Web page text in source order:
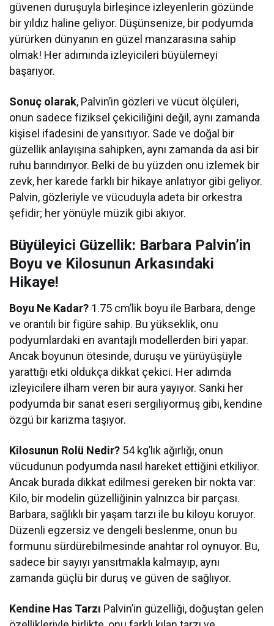
güvenen duruşuyla birleşince izleyenlerin gözünde
bir yıldız haline geliyor. Düşünsenize, bir podyumda
yürürken dünyanın en güzel manzarasına sahip
olmak! Her adımında izleyicileri büyülemeyi
başarıyor.
Sonuç olarak, Palvin’in gözleri ve vücut ölçüleri,
onun sadece fiziksel çekiciliğini değil, aynı zamanda
kişisel ifadesini de yansıtıyor. Sade ve doğal bir
güzellik anlayışına sahipken, aynı zamanda da asi bir
ruhu barındırıyor. Belki de bu yüzden onu izlemek bir
zevk, her karede farklı bir hikaye anlatıyor gibi geliyor.
Palvin, gözleriyle ve vücuduyla adeta bir orkestra
şefidir; her yönüyle müzik gibi akıyor.
Büyüleyici Güzellik: Barbara Palvin’in
Boyu ve Kilosunun Arkasındaki
Hikaye!
Boyu Ne Kadar? 1.75 cm’lik boyu ile Barbara, denge
ve orantılı bir figüre sahip. Bu yükseklik, onu
podyumlardaki en avantajlı modellerden biri yapar.
Ancak boyunun ötesinde, duruşu ve yürüyüşüyle
yarattığı etki oldukça dikkat çekici. Her adımda
izleyicilere ilham veren bir aura yayıyor. Sanki her
podyumda bir sanat eseri sergiliyormuş gibi, kendine
özgü bir karizma taşıyor.
Kilosunun Rolü Nedir? 54 kg’lık ağırlığı, onun
vücudunun podyumda nasıl hareket ettiğini etkiliyor.
Ancak burada dikkat edilmesi gereken bir nokta var:
Kilo, bir modelin güzelliğinin yalnızca bir parçası.
Barbara, sağlıklı bir yaşam tarzı ile bu kiloyu koruyor.
Düzenli egzersiz ve dengeli beslenme, onun bu
formunu sürdürebilmesinde anahtar rol oynuyor. Bu,
sadece bir sayıyı yansıtmakla kalmayıp, aynı
zamanda güçlü bir duruş ve güven de sağlıyor.
Kendine Has Tarzı Palvin’in güzelliği, doğuştan gelen